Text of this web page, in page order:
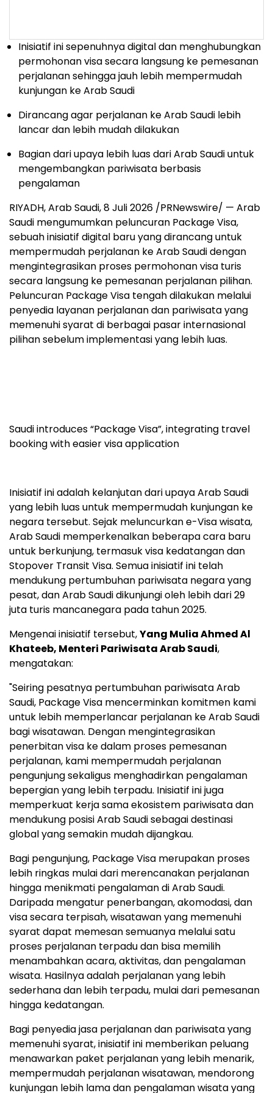
Inisiatif ini sepenuhnya digital dan menghubungkan
permohonan visa secara langsung ke pemesanan
perjalanan sehingga jauh lebih mempermudah
kunjungan ke Arab Saudi
Dirancang agar perjalanan ke Arab Saudi lebih
lancar dan lebih mudah dilakukan
Bagian dari upaya lebih luas dari Arab Saudi untuk
mengembangkan pariwisata berbasis
pengalaman
RIYADH, Arab Saudi,8 Juli 2026 /PRNewswire/ — Arab
Saudi mengumumkan peluncuran Package Visa,
sebuah inisiatif digital baru yang dirancang untuk
mempermudah perjalanan ke Arab Saudi dengan
mengintegrasikan proses permohonan visa turis
secara langsung ke pemesanan perjalanan pilihan.
Peluncuran Package Visa tengah dilakukan melalui
penyedia layanan perjalanan dan pariwisata yang
memenuhi syarat di berbagai pasar internasional
pilihan sebelum implementasi yang lebih luas.
Saudi introduces “Package Visa”, integrating travel
booking with easier visa application
Inisiatif ini adalah kelanjutan dari upaya Arab Saudi
yang lebih luas untuk mempermudah kunjungan ke
negara tersebut. Sejak meluncurkan e-Visa wisata,
Arab Saudi memperkenalkan beberapa cara baru
untuk berkunjung, termasuk visa kedatangan dan
Stopover Transit Visa. Semua inisiatif ini telah
mendukung pertumbuhan pariwisata negara yang
pesat, dan Arab Saudi dikunjungi oleh lebih dari 29
juta turis mancanegara pada tahun 2025.
Mengenai inisiatif tersebut,Yang Mulia Ahmed Al
Khateeb, Menteri Pariwisata Arab Saudi,
mengatakan:
"Seiring pesatnya pertumbuhan pariwisata Arab
Saudi, Package Visa mencerminkan komitmen kami
untuk lebih memperlancar perjalanan ke Arab Saudi
bagi wisatawan. Dengan mengintegrasikan
penerbitan visa ke dalam proses pemesanan
perjalanan, kami mempermudah perjalanan
pengunjung sekaligus menghadirkan pengalaman
bepergian yang lebih terpadu. Inisiatif ini juga
memperkuat kerja sama ekosistem pariwisata dan
mendukung posisi Arab Saudi sebagai destinasi
global yang semakin mudah dijangkau.
Bagi pengunjung, Package Visa merupakan proses
lebih ringkas mulai dari merencanakan perjalanan
hingga menikmati pengalaman di Arab Saudi.
Daripada mengatur penerbangan, akomodasi, dan
visa secara terpisah, wisatawan yang memenuhi
syarat dapat memesan semuanya melalui satu
proses perjalanan terpadu dan bisa memilih
menambahkan acara, aktivitas, dan pengalaman
wisata. Hasilnya adalah perjalanan yang lebih
sederhana dan lebih terpadu, mulai dari pemesanan
hingga kedatangan.
Bagi penyedia jasa perjalanan dan pariwisata yang
memenuhi syarat, inisiatif ini memberikan peluang
menawarkan paket perjalanan yang lebih menarik,
mempermudah perjalanan wisatawan, mendorong
kunjungan lebih lama dan pengalaman wisata yang